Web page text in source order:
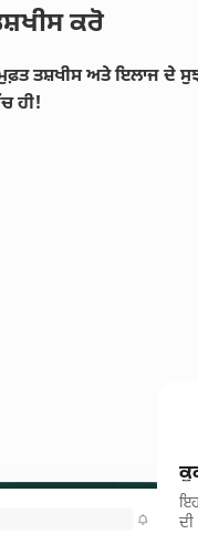
ਕਰੋ
ਤਸ਼ਖੀਸ ਅਤੇ ਇਲਾਜ ਦੇ
ਹੀ!